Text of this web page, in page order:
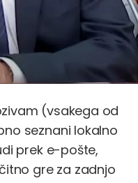
(vsakega od
seznani lokalno
prek e-pošte,
gre za zadnjo